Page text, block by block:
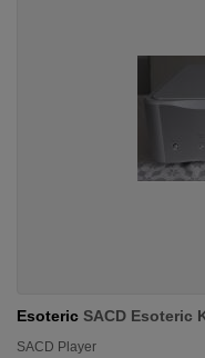
Esoteric SACD Esoteric
SACD Player